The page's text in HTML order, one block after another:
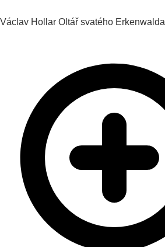
Václav Hollar Oltář svatého Erkenwalda